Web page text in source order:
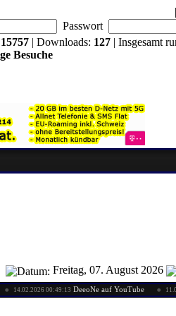
|
Passwort
15757| Downloads: 127| Insgesamt
Besuche
Freitag, 07. August 2026
00:49:13DeeoNe auf YouTube